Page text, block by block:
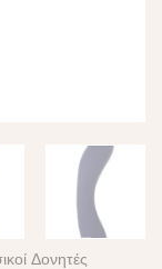
Δονητές